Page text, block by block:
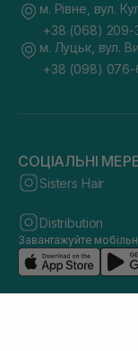
м. Рівне, вул.
+38 (068) 209-
м. Луцьк, вул.
+38 (098) 076-
СОЦІАЛЬНІ
Sisters Hair
Distribution
Завантажуйте